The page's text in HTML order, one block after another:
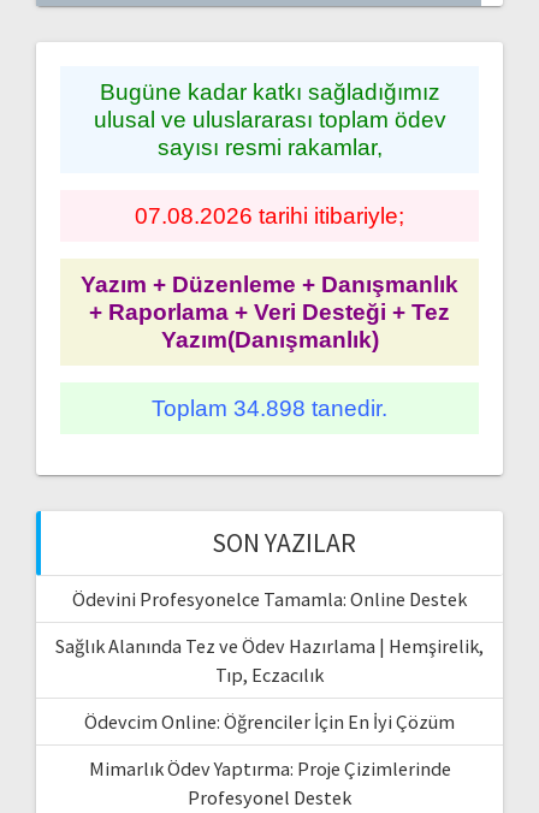
Bugüne kadar katkı sağladığımız
ulusal ve uluslararası toplam ödev
sayısı resmi rakamlar,
07.08.2026 tarihi itibariyle;
Yazım + Düzenleme + Danışmanlık
+ Raporlama + Veri Desteği + Tez
Yazım(Danışmanlık)
Toplam 34.898 tanedir.
SON YAZILAR
Ödevini Profesyonelce Tamamla: Online Destek
Sağlık Alanında Tez ve Ödev Hazırlama | Hemşirelik,
Tıp, Eczacılık
Ödevcim Online: Öğrenciler İçin En İyi Çözüm
Mimarlık Ödev Yaptırma: Proje Çizimlerinde
Profesyonel Destek